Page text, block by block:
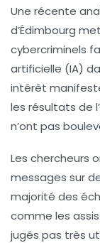
Une récente
d’Édimbourg
cybercriminels
artificielle (IA)
intérêt manifeste
les résultats de
n’ont pas
Les chercheurs
messages sur
majorité des
comme les
jugés pas très